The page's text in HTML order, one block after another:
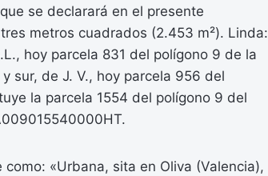
se declarará en el presente
metros cuadrados (2.453 m²). Linda:
hoy parcela 831 del polígono 9 de la
sur, de J. V., hoy parcela 956 del
la parcela 1554 del polígono 9 del
«Urbana, sita en Oliva (Valencia),